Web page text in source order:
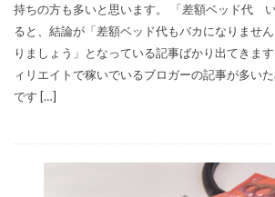
持ちの方も多いと思います。 「差額ベッド代
ると、結論が「差額ベッド代もバカになりませ
りましょう」となっている記事ばかり出てきま
ィリエイトで稼いでいるブロガーの記事が多い
です […]